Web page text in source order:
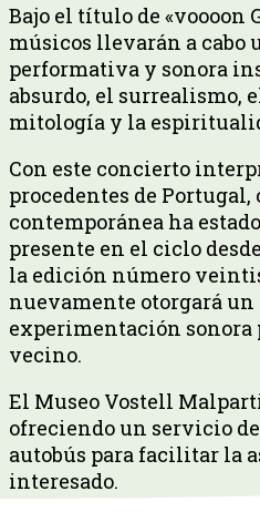
Bajo el título de «voooon
músicos llevarán a
performativa y sonora
absurdo, el surrealismo,
mitología y la
Con este concierto
procedentes de
contemporánea ha
presente en el ciclo
la edición número
nuevamente otorgará
experimentación sonora
vecino.
El Museo Vostell
ofreciendo un servicio
autobús para facilitar la
interesado.